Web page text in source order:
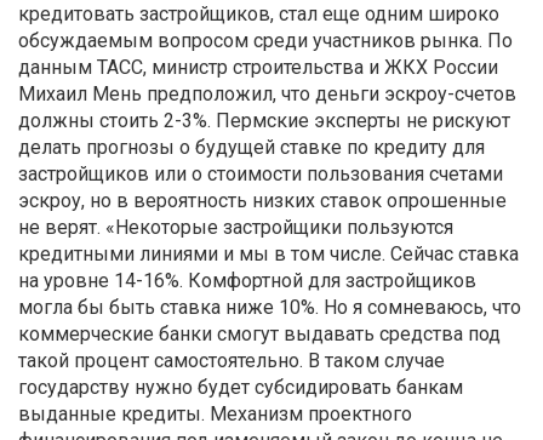
кредитовать застройщиков, стал еще одним широко
обсуждаемым вопросом среди участников рынка. По
данным ТАСС, министр строительства и ЖКХ России
Михаил Мень предположил, что деньги эскроу-счетов
должны стоить 2-3%. Пермские эксперты не рискуют
делать прогнозы о будущей ставке по кредиту для
застройщиков или о стоимости пользования счетами
эскроу, но в вероятность низких ставок опрошенные
не верят. «Некоторые застройщики пользуются
кредитными линиями и мы в том числе. Сейчас ставка
на уровне 14-16%. Комфортной для застройщиков
могла бы быть ставка ниже 10%. Но я сомневаюсь, что
коммерческие банки смогут выдавать средства под
такой процент самостоятельно. В таком случае
государству нужно будет субсидировать банкам
выданные кредиты. Механизм проектного